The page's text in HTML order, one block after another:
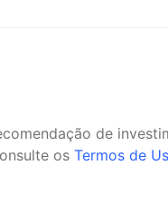
de
os Termos de